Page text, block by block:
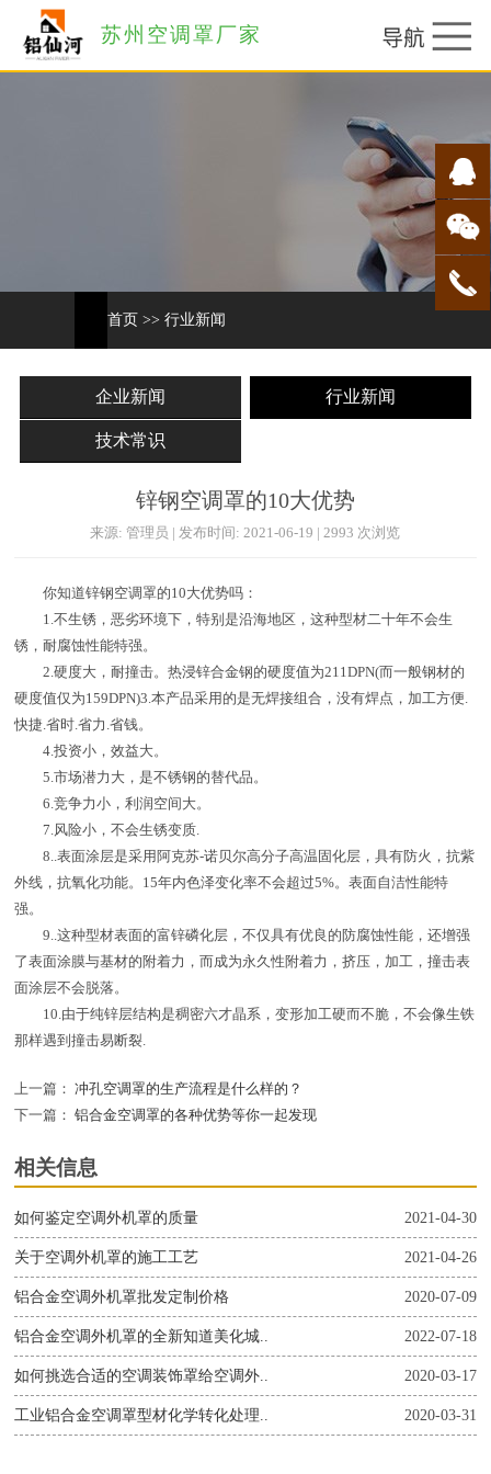
苏州空调罩厂家
首页 >> 行业新闻
企业新闻 行业新闻
技术常识
锌钢空调罩的10大优势
来源: 管理员 | 发布时间: 2021-06-19 | 2993 次浏览
你知道锌钢空调罩的10大优势吗：
1.不生锈，恶劣环境下，特别是沿海地区，这种型材二十年不会生
锈，耐腐蚀性能特强。
2.硬度大，耐撞击。热浸锌合金钢的硬度值为211DPN(而一般钢材的
硬度值仅为159DPN)3.本产品采用的是无焊接组合，没有焊点，加工方便.
快捷.省时.省力.省钱。
4.投资小，效益大。
5.市场潜力大，是不锈钢的替代品。
6.竞争力小，利润空间大。
7.风险小，不会生锈变质.
8..表面涂层是采用阿克苏-诺贝尔高分子高温固化层，具有防火，抗紫
外线，抗氧化功能。15年内色泽变化率不会超过5%。表面自洁性能特
强。
9..这种型材表面的富锌磷化层，不仅具有优良的防腐蚀性能，还增强
了表面涂膜与基材的附着力，而成为永久性附着力，挤压，加工，撞击表
面涂层不会脱落。
10.由于纯锌层结构是稠密六才晶系，变形加工硬而不脆，不会像生铁
那样遇到撞击易断裂.
上一篇： 冲孔空调罩的生产流程是什么样的？
下一篇： 铝合金空调罩的各种优势等你一起发现
相关信息
2021-04-30
如何鉴定空调外机罩的质量
2021-04-26
关于空调外机罩的施工工艺
2020-07-09
铝合金空调外机罩批发定制价格
2022-07-18
铝合金空调外机罩的全新知道美化城..
2020-03-17
如何挑选合适的空调装饰罩给空调外..
2020-03-31
工业铝合金空调罩型材化学转化处理..